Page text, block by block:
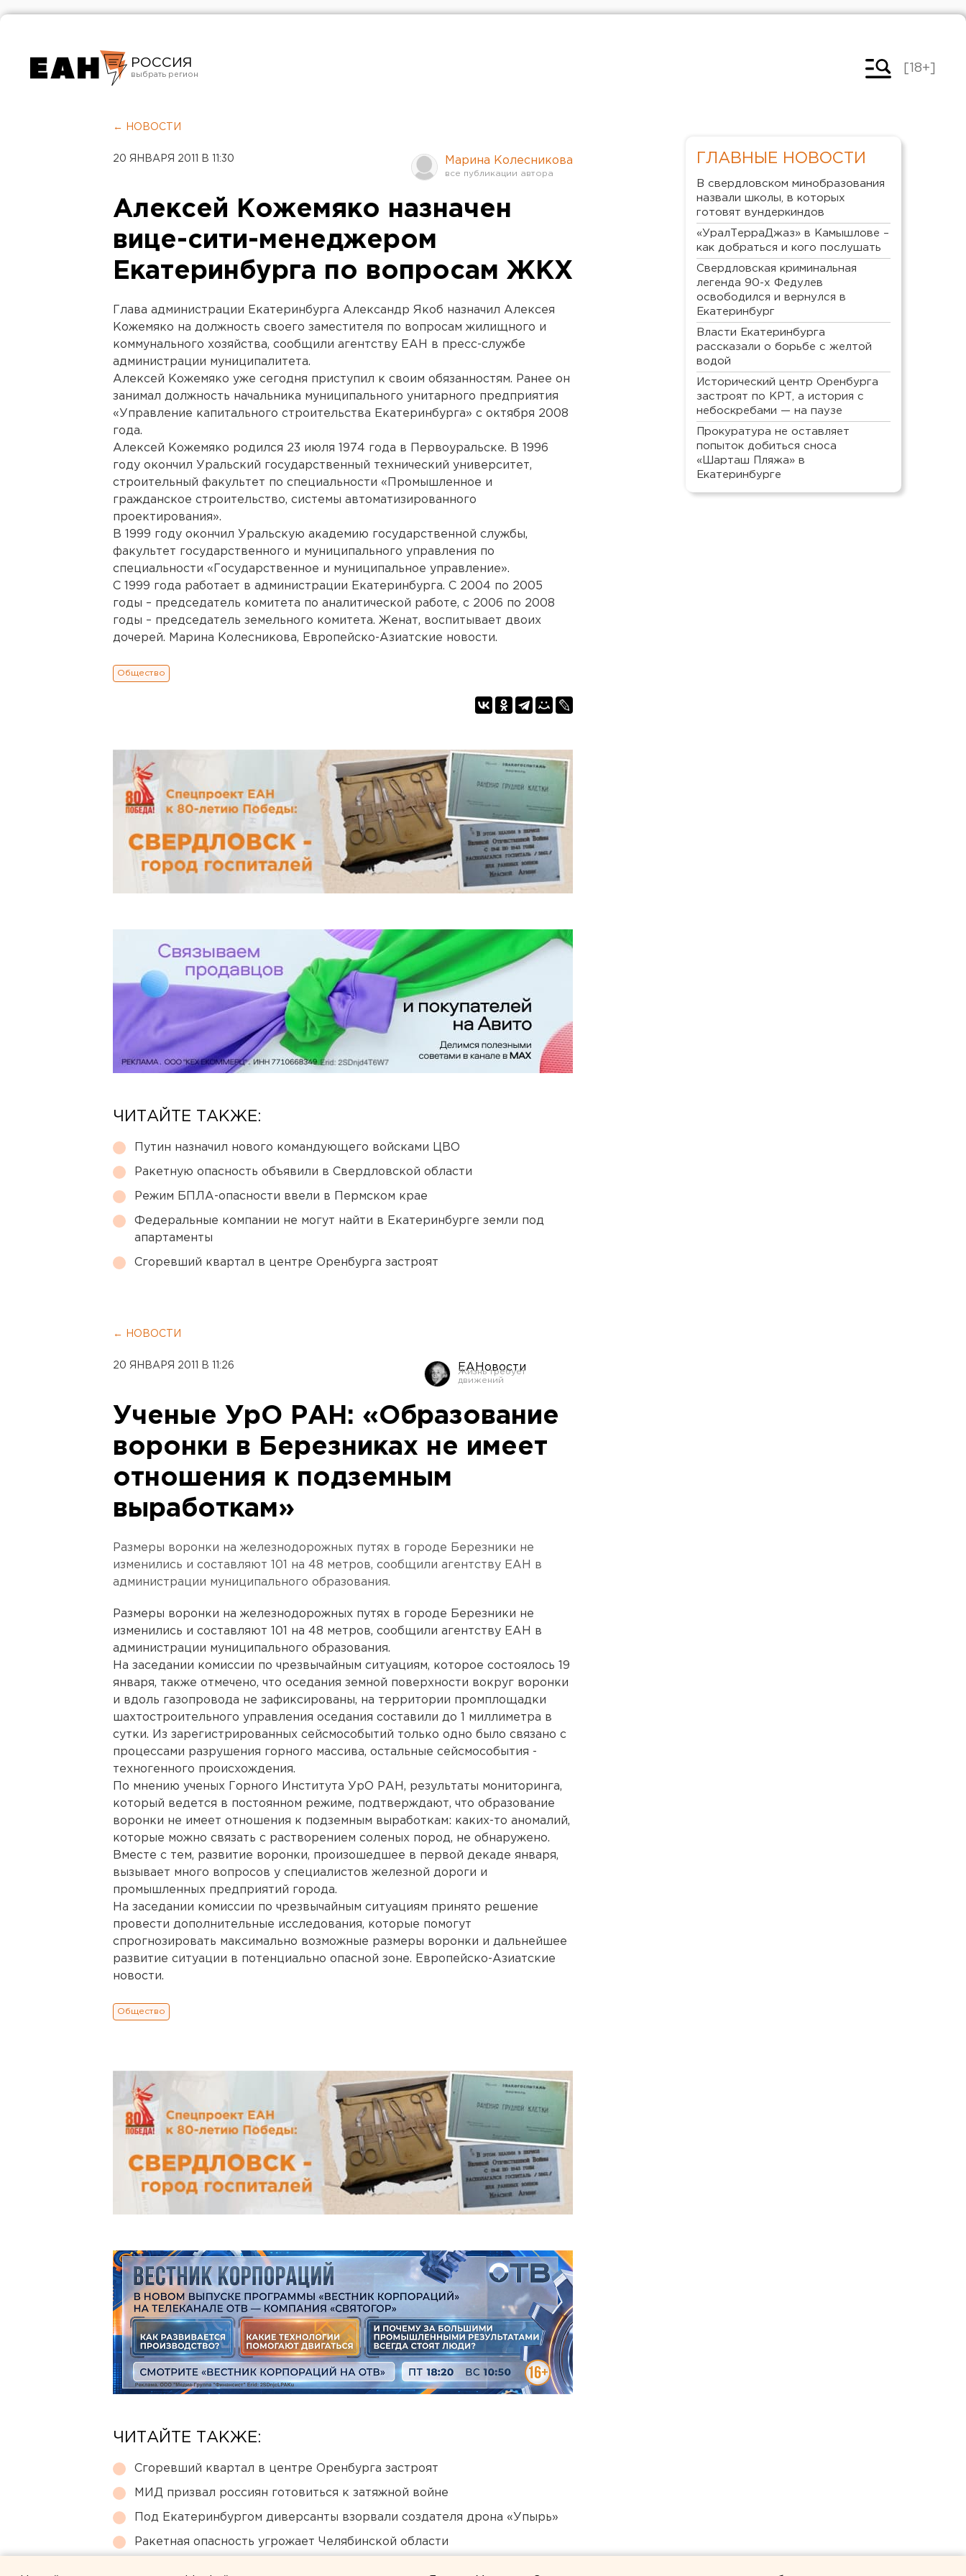
РОССИЯ
Челябинск
[18+]
← НОВОСТИ
20 ЯНВАРЯ 2011 В 11:30 Марина Колесникова
Алексей Кожемяко назначен
вице-сити-менеджером
Екатеринбурга по вопросам ЖКХ
Глава администрации Екатеринбурга Александр Якоб назначил Алексея
Кожемяко на должность своего заместителя по вопросам жилищного и
коммунального хозяйства, сообщили агентству ЕАН в пресс-службе
администрации муниципалитета.
Алексей Кожемяко уже сегодня приступил к своим обязанностям. Ранее он
занимал должность начальника муниципального унитарного предприятия
«Управление капитального строительства Екатеринбурга» с октября 2008
года.
Алексей Кожемяко родился 23 июля 1974 года в Первоуральске. В 1996
году окончил Уральский государственный технический университет,
строительный факультет по специальности «Промышленное и
гражданское строительство, системы автоматизированного
проектирования».
В 1999 году окончил Уральскую академию государственной службы,
факультет государственного и муниципального управления по
специальности «Государственное и муниципальное управление».
С 1999 года работает в администрации Екатеринбурга. С 2004 по 2005
годы – председатель комитета по аналитической работе, с 2006 по 2008
годы – председатель земельного комитета. Женат, воспитывает двоих
дочерей. Марина Колесникова, Европейско-Азиатские новости.
Общество
ЧИТАЙТЕ ТАКЖЕ:
Путин назначил нового командующего войсками ЦВО
Ракетную опасность объявили в Свердловской области
Режим БПЛА-опасности ввели в Пермском крае
Федеральные компании не могут найти в Екатеринбурге земли под
апартаменты
Сгоревший квартал в центре Оренбурга застроят
← НОВОСТИ
20 ЯНВАРЯ 2011 В 11:26 ЕАНовости
Ученые УрО РАН: «Образование
воронки в Березниках не имеет
отношения к подземным
выработкам»
Размеры воронки на железнодорожных путях в городе Березники не
изменились и составляют 101 на 48 метров, сообщили агентству ЕАН в
администрации муниципального образования.
Размеры воронки на железнодорожных путях в городе Березники не
изменились и составляют 101 на 48 метров, сообщили агентству ЕАН в
администрации муниципального образования.
На заседании комиссии по чрезвычайным ситуациям, которое состоялось 19
января, также отмечено, что оседания земной поверхности вокруг воронки
и вдоль газопровода не зафиксированы, на территории промплощадки
шахтостроительного управления оседания составили до 1 миллиметра в
сутки. Из зарегистрированных сейсмособытий только одно было связано с
процессами разрушения горного массива, остальные сейсмособытия -
техногенного происхождения.
По мнению ученых Горного Института УрО РАН, результаты мониторинга,
который ведется в постоянном режиме, подтверждают, что образование
воронки не имеет отношения к подземным выработкам: каких-то аномалий,
которые можно связать с растворением соленых пород, не обнаружено.
Вместе с тем, развитие воронки, произошедшее в первой декаде января,
вызывает много вопросов у специалистов железной дороги и
промышленных предприятий города.
На заседании комиссии по чрезвычайным ситуациям принято решение
провести дополнительные исследования, которые помогут
спрогнозировать максимально возможные размеры воронки и дальнейшее
развитие ситуации в потенциально опасной зоне. Европейско-Азиатские
новости.
Общество
ЧИТАЙТЕ ТАКЖЕ:
Сгоревший квартал в центре Оренбурга застроят
МИД призвал россиян готовиться к затяжной войне
Под Екатеринбургом диверсанты взорвали создателя дрона «Упырь»
Ракетная опасность угрожает Челябинской области
ГЛАВНЫЕ НОВОСТИ
В свердловском минобразования
назвали школы, в которых
готовят вундеркиндов
«УралТерраДжаз» в Камышлове –
как добраться и кого послушать
Свердловская криминальная
легенда 90-х Федулев
освободился и вернулся в
Екатеринбург
Власти Екатеринбурга
рассказали о борьбе с желтой
водой
Исторический центр Оренбурга
застроят по КРТ, а история с
небоскребами — на паузе
Прокуратура не оставляет
попыток добиться сноса
«Шарташ Пляжа» в
Екатеринбурге